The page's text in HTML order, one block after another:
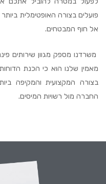
פועלים בצורה האופטימלית
אל חוף המבטחים.
משרדנו מספק מגוון שירותים
מאמין שלנו הוא כי הכנת
בצורה המקצועית והמקיפה
החברה מול רשויות המיסים.